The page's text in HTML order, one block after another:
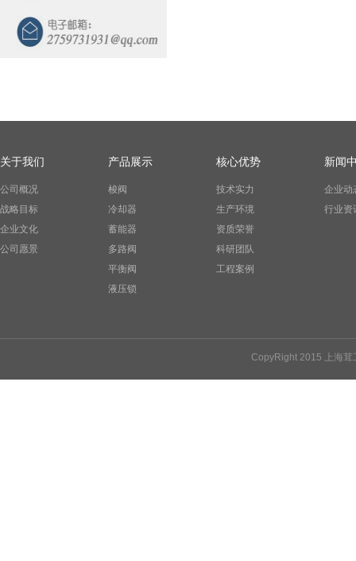
关于我们
公司概况
战略目标
企业文化
公司愿景
产品展示
梭阀
冷却器
蓄能器
多路阀
平衡阀
液压锁
核心优势
技术实力
生产环境
资质荣誉
科研团队
工程案例
新闻
企业动
行业资
CopyRight 2015 上海